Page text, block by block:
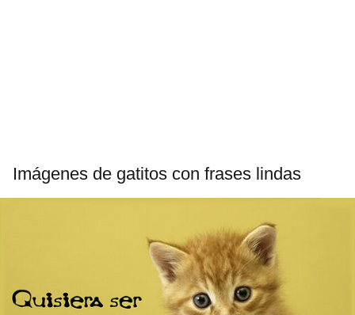
Imágenes de gatitos con frases lindas